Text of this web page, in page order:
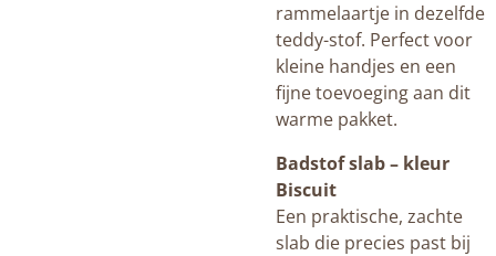
rammelaartje in dezelfde
teddy-stof. Perfect voor
kleine handjes en een
fijne toevoeging aan dit
warme pakket.
Badstof slab – kleur
Biscuit
Een praktische, zachte
slab die precies past bij